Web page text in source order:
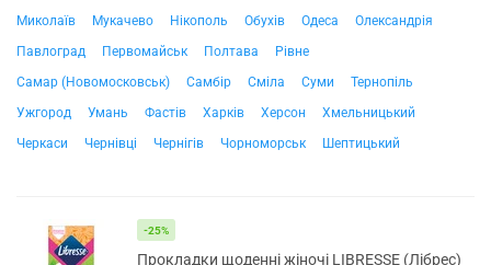
Миколаїв
Мукачево Нікополь Обухів Одеса
Олександрія
Павлоград
Первомайськ Полтава
Рівне
Самар (Новомосковськ)
Самбір Сміла Суми
Тернопіль
Ужгород
Умань Фастів Харків Херсон
Хмельницький
Черкаси
Чернівці Чернігів Чорноморськ Шептицький
-25%
Прокладки щоденні жіночі LIBRESSE (Лібрес)